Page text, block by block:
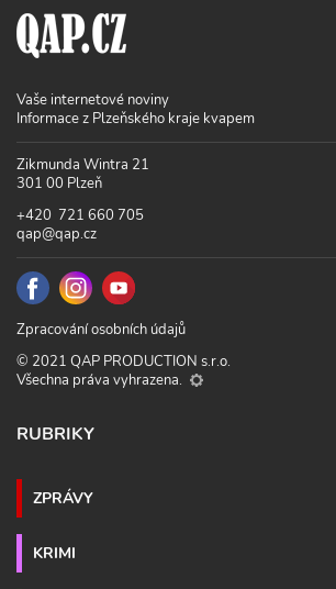
Vaše internetové noviny
Informace z Plzeňského kraje kvapem
Zikmunda Wintra 21
301 00 Plzeň
+420 721 660 705
qap@qap.cz
Zpracování osobních údajů
© 2021 QAP PRODUCTION s.r.o.
Všechna práva vyhrazena.
RUBRIKY
ZPRÁVY
KRIMI